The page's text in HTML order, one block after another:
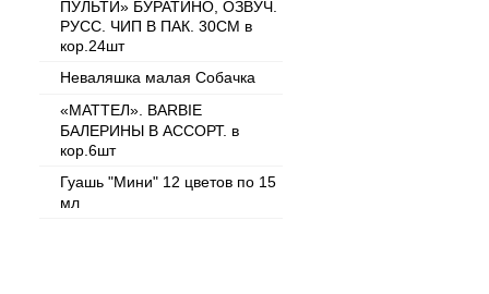
ПУЛЬТИ» БУРАТИНО, ОЗВУЧ.
РУСС. ЧИП В ПАК. 30CM в
кор.24шт
Неваляшка малая Собачка
«МАТТЕЛ». BARBIE
БАЛЕРИНЫ В АССОРТ. в
кор.6шт
Гуашь "Мини" 12 цветов по 15
мл